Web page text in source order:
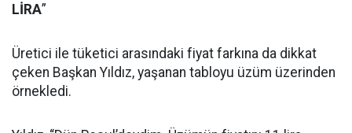
LİRA”
Üretici ile tüketici arasındaki fiyat farkına da dikkat
çeken Başkan Yıldız, yaşanan tabloyu üzüm üzerinden
örnekledi.